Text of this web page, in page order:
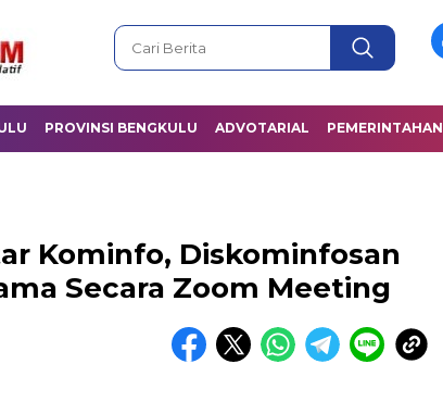
PROVINSI BENGKULU ADVOTARIAL PEMERINTAHAN
Kominfo, Diskominfosan
Secara Zoom Meeting